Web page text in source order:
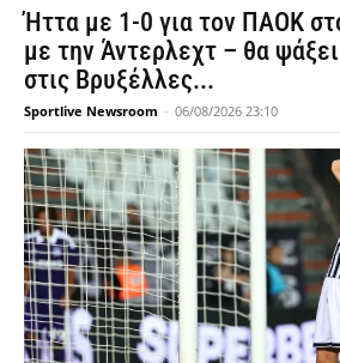
Ήττα με 1-0 για τον ΠΑΟΚ
με την Άντερλεχτ – θα
στις Βρυξέλλες...
Sportlive Newsroom - 06/08/2026 23:10